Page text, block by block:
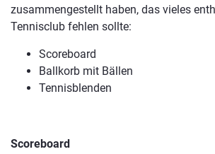
zusammengestellt haben, das vieles
Tennisclub fehlen sollte:
Scoreboard
Ballkorb mit Bällen
Tennisblenden
Scoreboard